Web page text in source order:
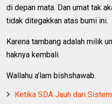
di depan mata. Dan umat tak
tidak ditegakkan atas bumi ini.
Karena tambang adalah milik
haknya kembali.
Wallahu a’lam bishshawab.
Ketika SDA Jauh dari